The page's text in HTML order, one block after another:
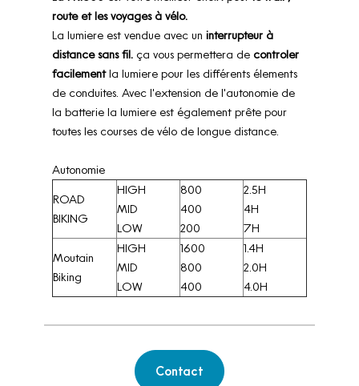
route et les voyages à vélo.
La lumiere est vendue avec un interrupteur à
distance sans fil.ça vous permettera de controler
facilementla lumiere pour les différents élements
de conduites. Avec l'extension de l'autonomie de
la batterie la lumiere est également prête pour
toutes les courses de vélo de longue distance.
Autonomie
ROAD
BIKING
HIGH
MID
LOW
800
400
200
2.5H
4H
7H
Moutain
Biking
HIGH
MID
LOW
1600
800
400
1.4H
2.0H
4.0H
Contact